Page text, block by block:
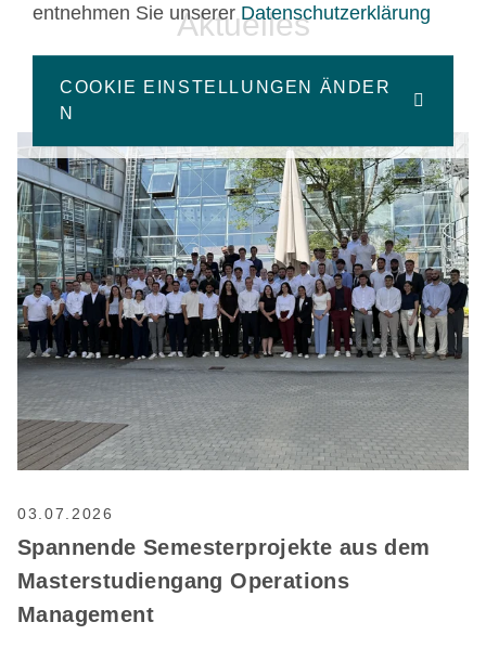
entnehmen Sie unserer Datenschutzerklärung
COOKIE EINSTELLUNGEN ÄNDER
N
Aktuelles
EVENTS
03.07.2026
Spannende Semesterprojekte aus dem
Masterstudiengang Operations
Management